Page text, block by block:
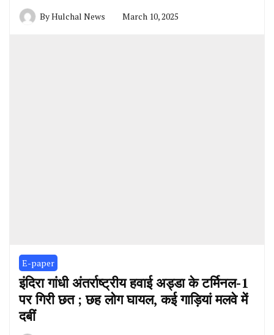
ByHulchal News March 10, 2025
E-paper
इंदिरा गांधी अंतर्राष्ट्रीय हवाई अड्डा के टर्मिनल-1
पर गिरी छत ; छह लोग घायल, कई गाड़ियां मलवे में
दबीं